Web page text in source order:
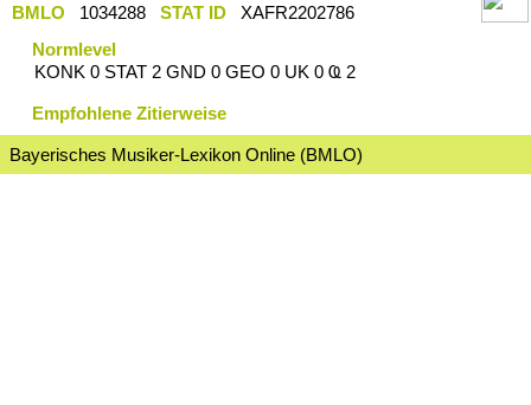
BMLO 1034288 STAT ID
XAFR2202786
Normlevel
KONK 0 STAT 2 GND 0 GEO 0 UK 0 Ҩ 2
Empfohlene Zitierweise
Bayerisches Musiker-Lexikon Online (BMLO)